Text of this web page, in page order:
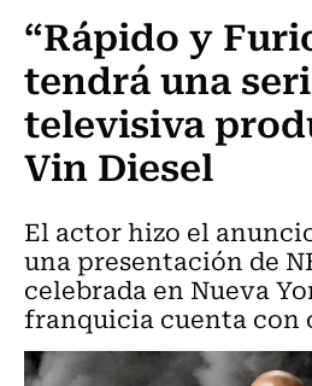
“Rápido y
tendrá una
televisiva
Vin Diesel
El actor hizo el
una presentación de
celebrada en Nueva
franquicia cuenta con